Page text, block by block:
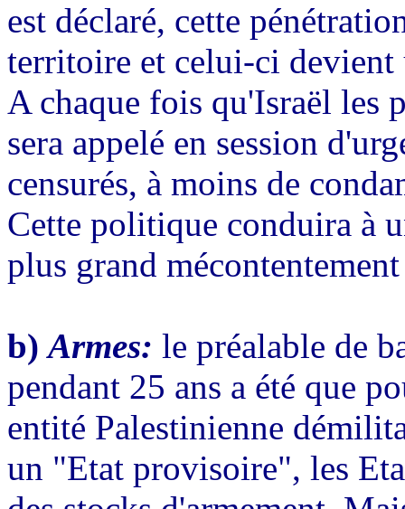
est déclaré, cette
territoire et celui-ci devient
A chaque fois qu'Israël les
sera appelé en session
censurés, à moins de
Cette politique conduira à
plus grand
b)Armes: le préalable de
pendant 25 ans a été que
entité Palestinienne
un "Etat provisoire", les